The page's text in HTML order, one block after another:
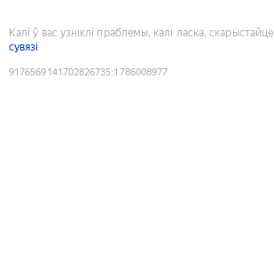
Калі ў вас узніклі праблемы, калі ласка, скарыстайце
сувязі
9176569141702826735:1786008977